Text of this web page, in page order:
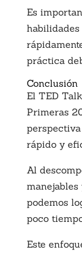
Es
práctica
Conclusión
El TED
Primeras
rápido y
Al
podemos
poco
Este